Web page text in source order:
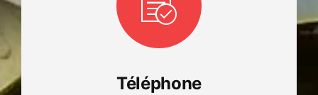
Téléphone